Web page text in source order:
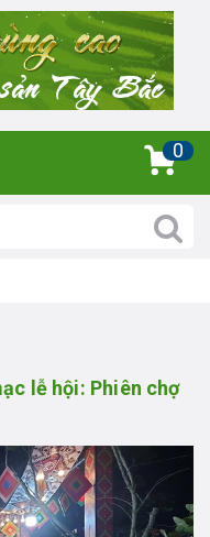
0
lễ hội: Phiên chợ